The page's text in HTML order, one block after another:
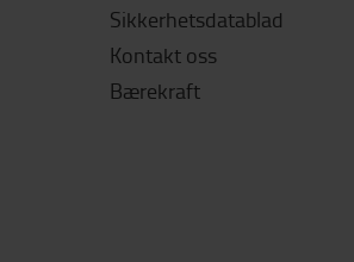
Sikkerhetsdatablad
Kontakt oss
Bærekraft